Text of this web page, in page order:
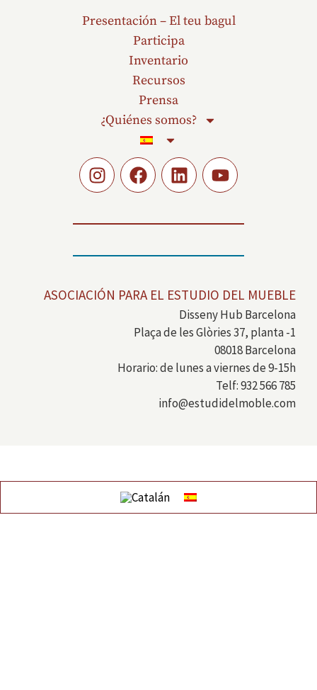
Presentación – El teu bagul
Participa
Inventario
Recursos
Prensa
¿Quiénes somos?
ASOCIACIÓN PARA EL ESTUDIO DEL MUEBLE
Disseny Hub Barcelona
Plaça de les Glòries 37, planta -1
08018 Barcelona
Horario: de lunes a viernes de 9-15h
Telf: 932 566 785
info@estudidelmoble.com